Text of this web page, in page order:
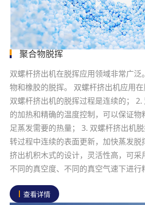
聚合物脱挥
双螺杆挤出机在脱挥应用领域非常广泛
物和橡胶的脱挥。 双螺杆挤出机应用
双螺杆挤出机的脱挥过程是连续的；
的加热和精确的温度控制，可以保证物
足蒸发需要的热量； 3. 双螺杆挤出机
转过程中连续的表面更新，加快蒸发脱
挤出机积木式的设计，灵活性高，可采
不同的真空度、不同的真空气速下进行
查看详情